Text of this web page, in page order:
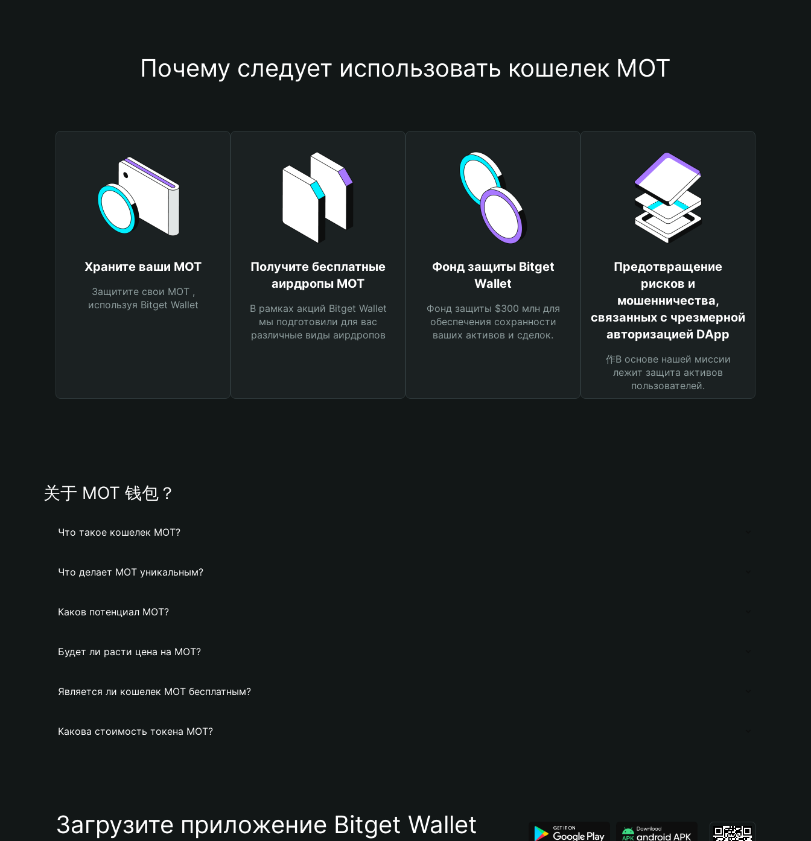
Почему следует использовать кошелек MOT
Храните ваши MOT
Защитите свои MOT ,
используя Bitget Wallet
Получите бесплатные
аирдропы MOT
В рамках акций Bitget Wallet
мы подготовили для вас
различные виды аирдропов
Фонд защиты Bitget
Wallet
Фонд защиты $300 млн для
обеспечения сохранности
ваших активов и сделок.
Предотвращение
рисков и
мошенничества,
связанных с чрезмерной
авторизацией DApp
作В основе нашей миссии
лежит защита активов
пользователей.
关于 MOT 钱包？
Что такое кошелек MOT?
Что делает MOT уникальным?
Каков потенциал MOT?
Будет ли расти цена на MOT?
Является ли кошелек MOT бесплатным?
Какова стоимость токена MOT?
Загрузите приложение Bitget Wallet